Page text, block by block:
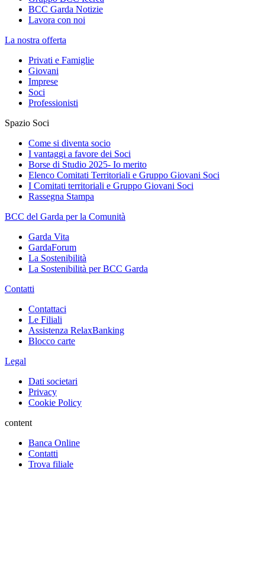
BCC Garda Notizie
Lavora con noi
La nostra offerta
Privati e Famiglie
Giovani
Imprese
Soci
Professionisti
Spazio Soci
Come si diventa socio
I vantaggi a favore dei Soci
Borse di Studio 2025- Io merito
Elenco Comitati Territoriali e Gruppo Giovani Soci
I Comitati territoriali e Gruppo Giovani Soci
Rassegna Stampa
BCC del Garda per la Comunità
Garda Vita
GardaForum
La Sostenibilità
La Sostenibilità per BCC Garda
Contatti
Contattaci
Le Filiali
Assistenza RelaxBanking
Blocco carte
Legal
Dati societari
Privacy
Cookie Policy
content
Banca Online
Contatti
Trova filiale